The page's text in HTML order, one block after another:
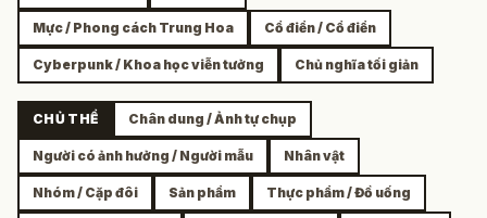
Mực / Phong cách Trung Hoa Cổ điển / Cổ điển
Cyberpunk / Khoa học viễn tưởng Chủ nghĩa tối giản
CHỦ THỂ Chân dung / Ảnh tự chụp
Người có ảnh hưởng / Người mẫu Nhân vật
Nhóm / Cặp đôi Sản phẩm Thực phẩm / Đồ uống